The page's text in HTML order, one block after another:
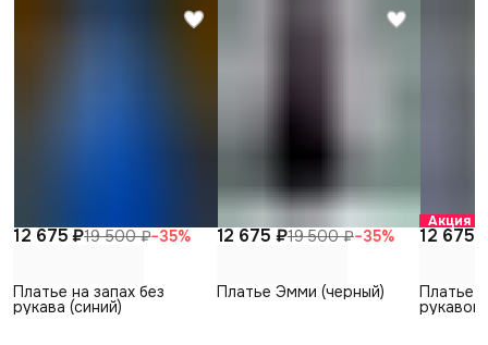
12 675 ₽19 500 ₽−35%
Платье на запах без
рукава (синий)
12 675 ₽19 500 ₽−35%
Платье Эмми (черный)
Акция
12 675
Платье
рукавом